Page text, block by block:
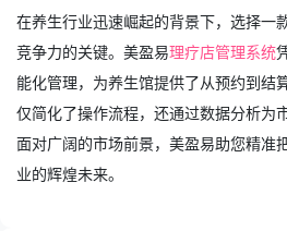
在养生行业迅速崛起的背景下，选择一
竞争力的关键。美盈易理疗店管理系统
能化管理，为养生馆提供了从预约到结
仅简化了操作流程，还通过数据分析为
面对广阔的市场前景，美盈易助您精准
业的辉煌未来。